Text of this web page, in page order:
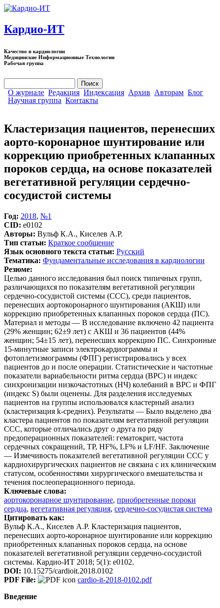
Перейти к основному содержанию
Кардио-ИТ
Качество в кардиологии
Медицинские Информационные Технологии
Рабочая группа
Форма поиска
О журнале Редакция Индексация Архив Авторам Блог
Научная группа Контакты
Кластеризация пациентов, перенесших
аорто-коронарное шунтирование или
коррекцию приобретенных клапанных
пороков сердца, на основе показателей
вегетативной регуляции сердечно-
сосудистой системы
Год: 2018, №1
CID: e0102
Авторы: Вульф К.А., Киселев А.Р.
Тип статьи: Краткое сообщение
Язык основного текста статьи: Русский
Тематика: Фундаментальные исследования в кардиологии
Резюме:
Целью данного исследования был поиск типичных групп,
различающихся по показателям вегетативной регуляции
сердечно-сосудистой системы (ССС), среди пациентов,
перенесших аортокоронарного шунтирования (АКШ) или
коррекцию приобретенных клапанных пороков сердца (ПС).
Материал и методы ― В исследование включено 42 пациента
(29% женщин; 62±9 лет) с АКШ и 36 пациентов (44%
женщин; 54±15 лет), перенесших коррекцию ПС. Синхронные
15-минутные записи электрокардиограммы и
фотоплетизмограммы (ФПГ) регистрировались у всех
пациентов до и после операции. Статистические и частотные
показатели вариабельности ритма сердца (ВРС) и индекс
синхронизации низкочастотных (НЧ) колебаний в ВРС и ФПГ
(индекс S) были оценены. Для разделения исследуемых
пациентов на группы использовался кластерный анализ
(кластеризация k-средних). Результаты ― Было выделено два
кластера пациентов по показателям вегетативной регуляции
ССС, которые отличались друг о друга по ряду
предоперационных показателей: гематокрит, частота
сердечных сокращений, TP, HF%, LF% и LF/HF. Заключение
― Измечивость показателей вегетативной регуляции ССС у
кардиохирургических пациентов не связана с их клиническим
статусом, особенностями хирургического вмешательства и
течения послеоперационного периода.
Ключевые слова:
аортокоронарное шунтирование, приобретенные пороки
сердца, вегетативная регуляция, сердечно-сосудистая система
Цитировать как:
Вульф К.А., Киселев А.Р. Кластеризация пациентов,
перенесших аорто-коронарное шунтирование или коррекцию
приобретенных клапанных пороков сердца, на основе
показателей вегетативной регуляции сердечно-сосудистой
системы. Кардио-ИТ 2018; 5(1): e0102.
DOI: 10.15275/cardioit.2018.0102
PDF File:
cardio-it-2018-0102.pdf
Введение